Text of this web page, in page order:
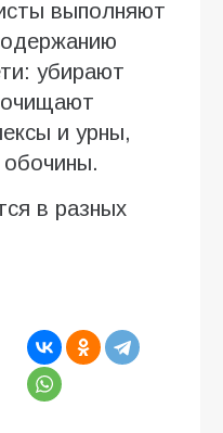
выполняют
убирают
и урны,
в разных